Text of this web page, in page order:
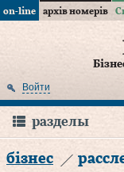
on-line архів номерів
Войти
разделы
бізнес